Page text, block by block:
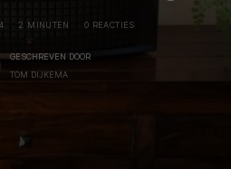
2 MINUTEN 0 REACTIES
GESCHREVEN DOOR
TOM DIJKEMA